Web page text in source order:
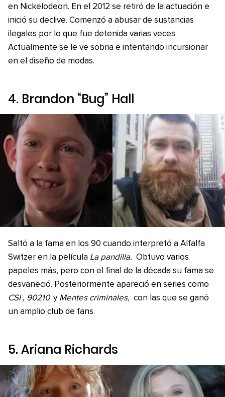
en Nickelodeon. En el 2012 se retiró de la actuación e
inició su declive. Comenzó a abusar de sustancias
ilegales por lo que fue detenida varias veces.
Actualmente se le ve sobria e intentando incursionar
en el diseño de modas.
4. Brandon “Bug” Hall
Saltó a la fama en los 90 cuando interpretó a Alfalfa
Switzer en la película La pandilla. Obtuvo varios
papeles más, pero con el final de la década su fama se
desvaneció. Posteriormente apareció en series como
CSI , 90210 y Mentes criminales, con las que se ganó
un amplio club de fans.
5. Ariana Richards